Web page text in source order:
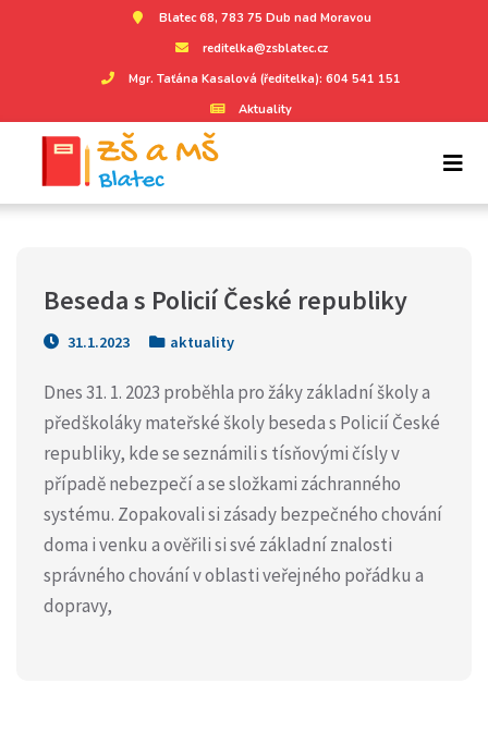
Blatec 68, 783 75 Dub nad Moravou
reditelka@zsblatec.cz
Mgr. Taťána Kasalová (ředitelka): 604 541 151
Aktuality
Beseda s Policií České republiky
31.1.2023 aktuality
Dnes 31. 1. 2023 proběhla pro žáky základní školy a
předškoláky mateřské školy beseda s Policií České
republiky, kde se seznámili s tísňovými čísly v
případě nebezpečí a se složkami záchranného
systému. Zopakovali si zásady bezpečného chování
doma i venku a ověřili si své základní znalosti
správného chování v oblasti veřejného pořádku a
dopravy,